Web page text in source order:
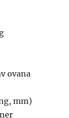
ovana
mm)